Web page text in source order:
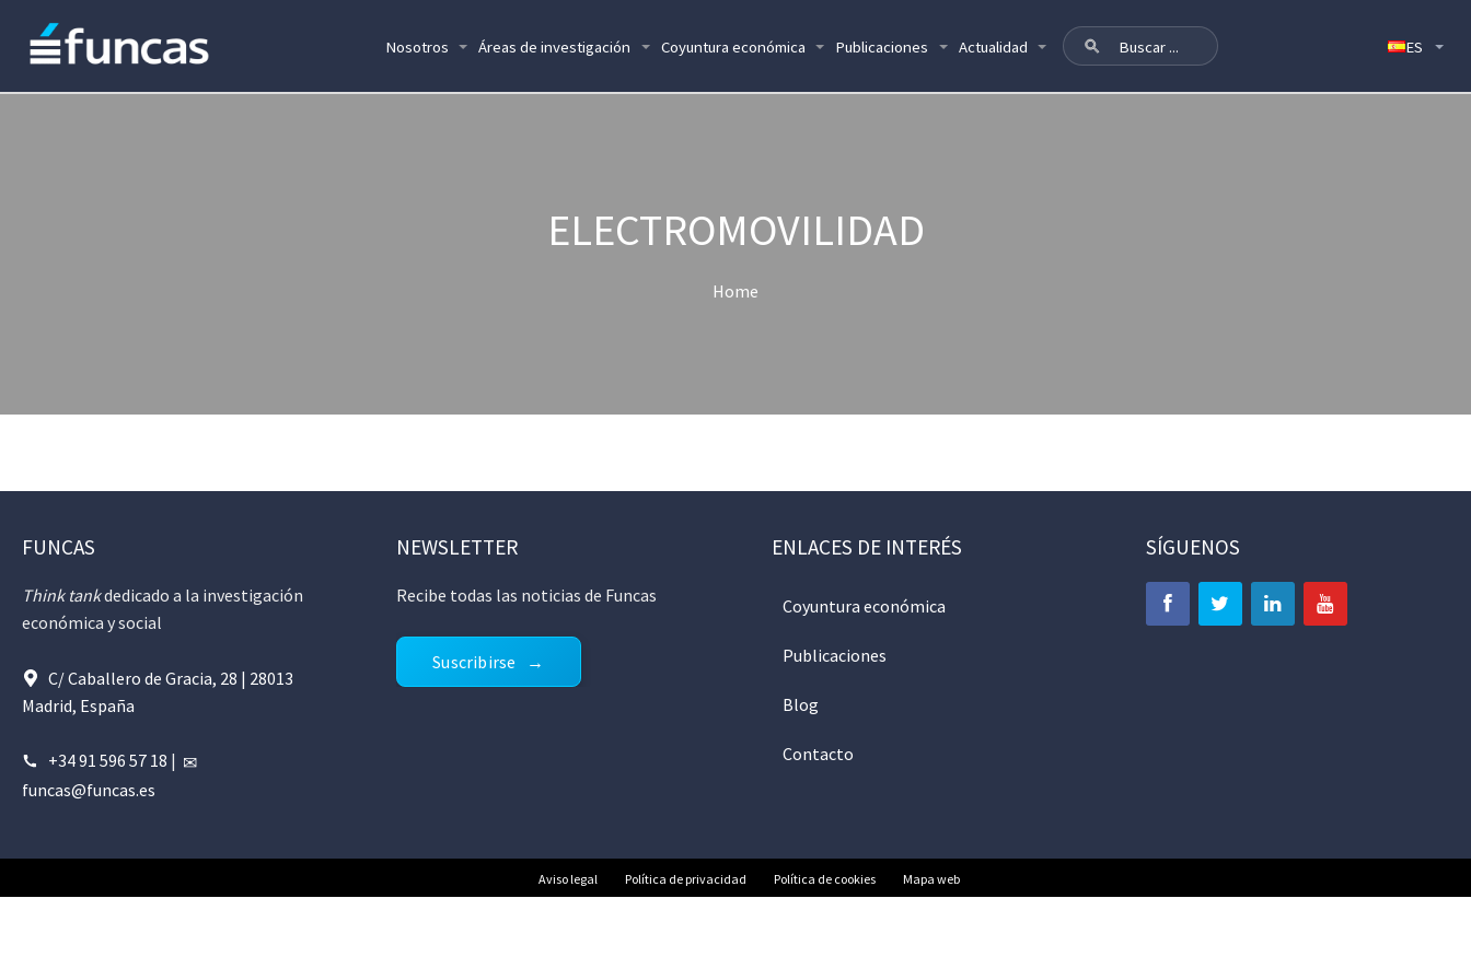
Nosotros Áreas de investigación Coyuntura económica Publicaciones Actualidad
ELECTROMOVILIDAD
Home
FUNCAS
Think tankdedicado a la investigación
económica y social
C/ Caballero de Gracia, 28 | 28013
Madrid, España
+34 91 596 57 18 |
funcas@funcas.es
NEWSLETTER
Recibe todas las noticias de Funcas
Suscribirse
ENLACES DE INTERÉS
Coyuntura económica
Publicaciones
Blog
Contacto
SÍGUENOS
Aviso legal Política de privacidad Política de cookies Mapa web